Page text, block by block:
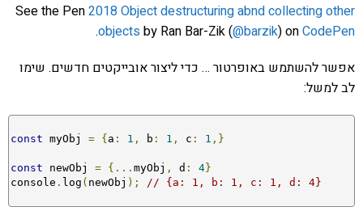
See the Pen2018 Object destructuring abnd collecting other
objects by Ran Bar-Zik (@barzik) onCodePen
.
אפשר להשתמש באופרטור … כדי ליצור אובייקטים חדשים. שימו
לב למשל:
const myObj = {a : 1 , b : 1 , c : 1 ,}
const newObj = {... myObj , d : 4}
console . log ( newObj ); // {a: 1, b: 1, c: 1, d: 4}